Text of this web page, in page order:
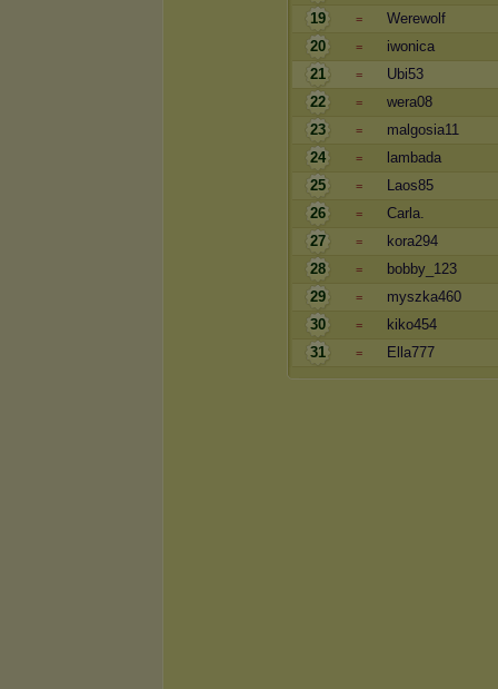
19
=
Werewolf
20
=
iwonica
21
=
Ubi53
22
=
wera08
23
=
malgosia11
24
=
lambada
25
=
Laos85
26
=
Carla.
27
=
kora294
28
=
bobby_123
29
=
myszka460
30
=
kiko454
31
= Ella777